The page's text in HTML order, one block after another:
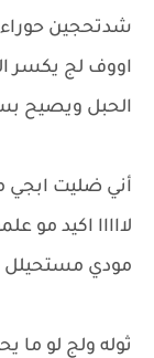
شدتحجين حوراء
اووف لج يكسر
الحبل ويصيح
أني ضليت ابجي
لااااا اكيد مو
مودي مستحيلل
ثوله ولج لو ما